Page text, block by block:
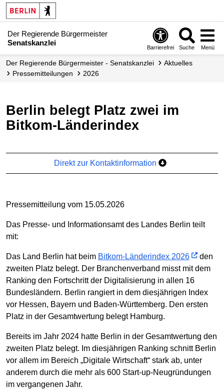
Der Regierende Bürgermeister
Senatskanzlei
Barrierefrei Suche Menü
Der Regierende Bürgermeister - Senatskanzlei
Aktuelles
Presse­mitteilungen
2026
Berlin belegt Platz zwei im
Bitkom-Länderindex
Direkt zur Kontaktinformation
Pressemitteilung vom 15.05.2026
Das Presse- und Informationsamt des Landes Berlin teilt
mit:
Das Land Berlin hat beim Bitkom-Länderindex 2026
den
zweiten Platz belegt. Der Branchenverband misst mit dem
Ranking den Fortschritt der Digitalisierung in allen 16
Bundesländern. Berlin rangiert in dem diesjährigen Index
vor Hessen, Bayern und Baden-Württemberg. Den ersten
Platz in der Gesamtwertung belegt Hamburg.
Bereits im Jahr 2024 hatte Berlin in der Gesamtwertung den
zweiten Platz belegt. Im diesjährigen Ranking schnitt Berlin
vor allem im Bereich „Digitale Wirtschaft“ stark ab, unter
anderem durch die mehr als 600 Start-up-Neugründungen
im vergangenen Jahr.